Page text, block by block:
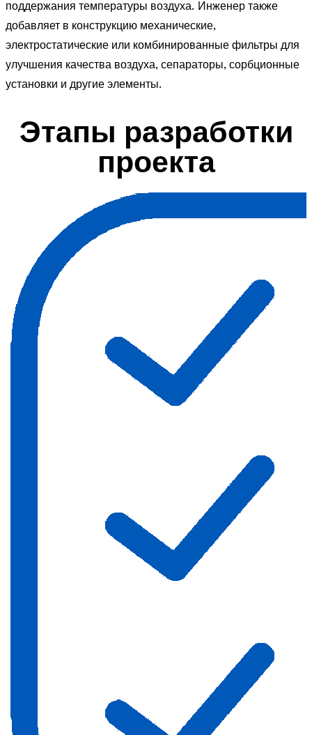
поддержания температуры воздуха. Инженер также
добавляет в конструкцию механические,
электростатические или комбинированные фильтры для
улучшения качества воздуха, сепараторы, сорбционные
установки и другие элементы.
Этапы разработки
проекта